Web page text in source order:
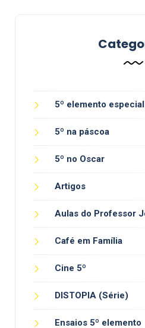
5º elemento especial
5º na páscoa
5º no Oscar
Artigos
Aulas do Professor
Café em Família
Cine 5º
DISTOPIA (Série)
Ensaios 5º elemento